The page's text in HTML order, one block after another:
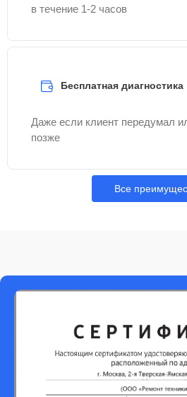
в течение 1-2 часов
Бесплатная диагностика
Даже если клиент передумал
позже
Все